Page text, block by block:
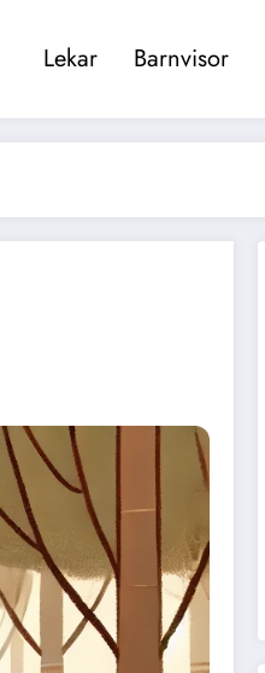
Lekar Barnvisor